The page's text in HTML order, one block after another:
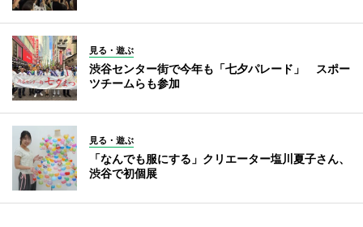
見る・遊ぶ
渋谷センター街で今年も「七夕パレード」 スポー
ツチームらも参加
見る・遊ぶ
「なんでも服にする」クリエーター塩川夏子さん、
渋谷で初個展